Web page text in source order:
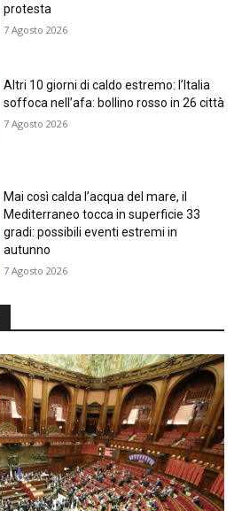
protesta
7 Agosto 2026
Altri 10 giorni di caldo estremo: l’Italia
soffoca nell’afa: bollino rosso in 26 città
7 Agosto 2026
Mai così calda l’acqua del mare, il
Mediterraneo tocca in superficie 33
gradi: possibili eventi estremi in
autunno
7 Agosto 2026